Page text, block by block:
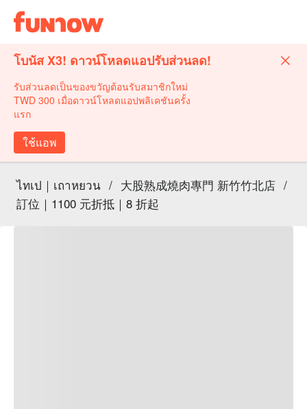
โบนัส X3! ดาวน์โหลดแอปรับส่วนลด!
รับส่วนลดเป็นของขวัญต้อนรับสมาชิกใหม่
TWD 300 เมื่อดาวน์โหลดแอปพลิเคชันครั้ง
แรก
ใช้แอพ
ไทเป｜เถาหยวน / 大股熟成燒肉專門 新竹竹北店 /
訂位｜1100 元折抵｜8 折起